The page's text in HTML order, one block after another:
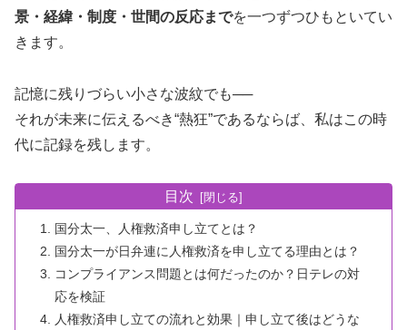
景・経緯・制度・世間の反応までを一つずつひもといてい
きます。
記憶に残りづらい小さな波紋でも──
それが未来に伝えるべき“熱狂”であるならば、私はこの時
代に記録を残します。
目次
国分太一、人権救済申し立てとは？
国分太一が日弁連に人権救済を申し立てる理由とは？
コンプライアンス問題とは何だったのか？日テレの対
応を検証
人権救済申し立ての流れと効果｜申し立て後はどうな